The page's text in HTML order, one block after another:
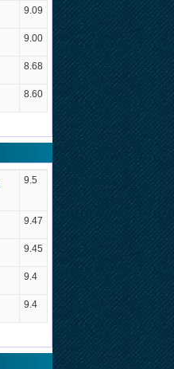
9.09
9.00
8.68
8.60
9.5
9.47
9.45
9.4
9.4